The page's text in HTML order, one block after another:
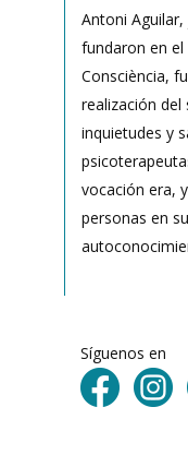
Antoni
fundaron en el
Consciència,
realización
inquietudes y
vocación era,
personas en
Síguenos en